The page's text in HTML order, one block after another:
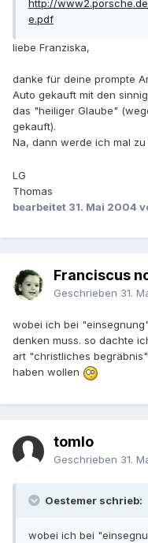
http://
e.pdf
liebe Franziska,
danke für deine prompte
Auto gekauft mit den
das "heiliger Glaube"
gekauft).
Na, dann werde ich mal
LG
Thomas
bearbeitet 31. Mai 2004
Franciscus
Geschrieben 31.
wobei ich bei
denken muss. so dachte
art "christliches
haben wollen
tomlo
Geschrieben 31.
Oestemer schrieb:
wobei ich bei